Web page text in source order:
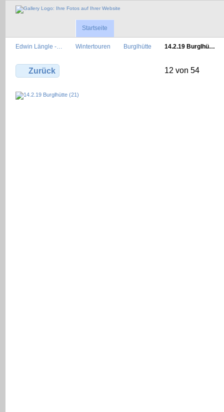
Startseite
Edwin Längle -… Wintertouren Burglhütte 14.2.19 Burglhü…
Zurück 12 von 54